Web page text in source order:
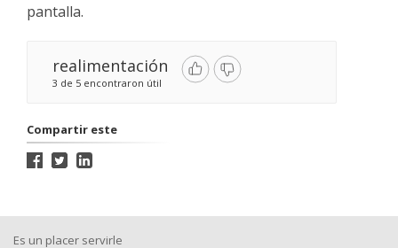
pantalla.
realimentación
3 de 5 encontraron útil
Compartir este
Es un placer servirle